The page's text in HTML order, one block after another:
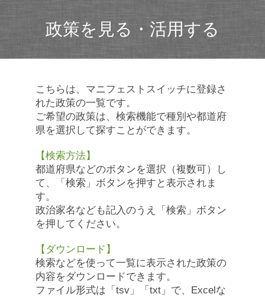
政策を見る・活用する
こちらは、マニフェストスイッチに登録さ
れた政策の一覧です。
ご希望の政策は、検索機能で種別や都道府
県を選択して探すことができます。
【検索方法】
都道府県などのボタンを選択（複数可）し
て、「検索」ボタンを押すと表示されま
す。
政治家名なども記入のうえ「検索」ボタン
を押してください。
【ダウンロード】
検索などを使って一覧に表示された政策の
内容をダウンロードできます。
ファイル形式は「tsv」「txt」で、Excelな